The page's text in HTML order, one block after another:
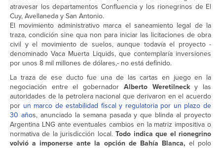
atravesar los departamentos Confluencia y los rionegrinos de El
Cuy, Avellaneda y San Antonio.
El movimiento administrativo marca el saneamiento legal de la
traza, condición sine qua non para iniciar las licitaciones de obra
civil y el movimiento de suelos, aunque todavía el proyecto -
denominado Vaca Muerta Liquids, que contemplaría inversiones
por unos 8 mil millones de dólares,- no está definido.
La traza de ese ducto fue una de las cartas en juego en la
negociación entre el gobernador Alberto Weretilnecky las
autoridades de la petrolera nacional que derivaron en el acuerdo
por un marco de estabilidad fiscal y regulatoria por un plazo de
30 años, anunciado la semana pasada y que blinda al proyecto
Argentina LNG ante eventuales cambios en la matriz impositiva o
normativa de la jurisdicción local.Todo indica que el rionegrino
volvió a imponerse ante la opción de Bahía Blanca, el polo